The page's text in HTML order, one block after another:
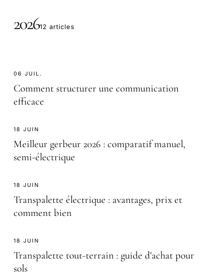
202612 articles
06 JUIL.
Comment structurer une communication
efficace
18 JUIN
Meilleur gerbeur 2026 : comparatif manuel,
semi-électrique
18 JUIN
Transpalette électrique : avantages, prix et
comment bien
18 JUIN
Transpalette tout-terrain : guide d'achat pour
sols